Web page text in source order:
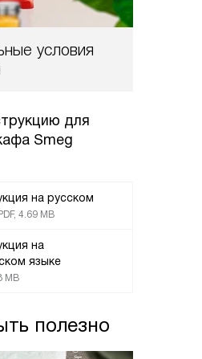
условия
для
Smeg
на русском
PDF, 4.69 MB
на
языке
MB
полезно